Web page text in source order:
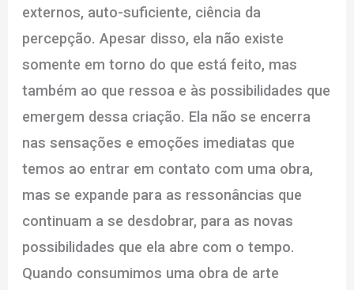
externos, auto-suficiente, ciência da
percepção. Apesar disso, ela não existe
somente em torno do que está feito, mas
também ao que ressoa e às possibilidades que
emergem dessa criação. Ela não se encerra
nas sensações e emoções imediatas que
temos ao entrar em contato com uma obra,
mas se expande para as ressonâncias que
continuam a se desdobrar, para as novas
possibilidades que ela abre com o tempo.
Quando consumimos uma obra de arte